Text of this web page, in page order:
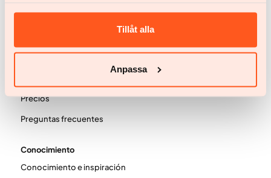
Tillåt alla
Anpassa
Hombre
Calculadora de IMC
Precios
Preguntas frecuentes
Conocimiento
Conocimiento e inspiración